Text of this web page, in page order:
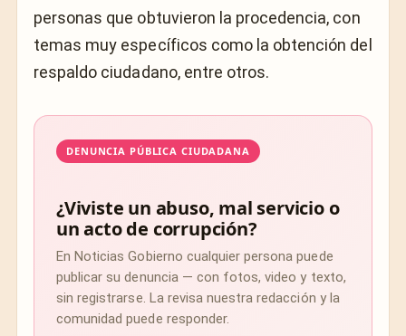
personas que obtuvieron la procedencia, con
temas muy específicos como la obtención del
respaldo ciudadano, entre otros.
DENUNCIA PÚBLICA CIUDADANA
¿Viviste un abuso, mal servicio o
un acto de corrupción?
En Noticias Gobierno cualquier persona puede
publicar su denuncia — con fotos, video y texto,
sin registrarse. La revisa nuestra redacción y la
comunidad puede responder.